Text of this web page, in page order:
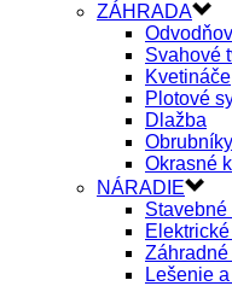
ZÁHRADA
Svahové
Kvetináče
Plotové
Dlažba
Okrasné
NÁRADIE
Lešenie